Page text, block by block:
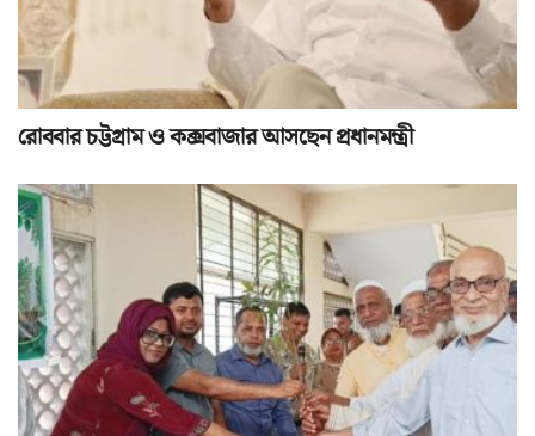
রোববার চট্টগ্রাম ও কক্সবাজার আসছেন প্রধানমন্ত্রী